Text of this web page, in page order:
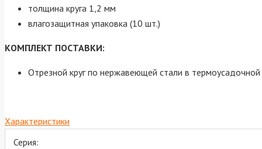
толщина круга 1,2 мм
влагозащитная упаковка (10 шт.)
КОМПЛЕКТ ПОСТАВКИ:
Отрезной круг по нержавеющей стали в
Характеристики
Серия: